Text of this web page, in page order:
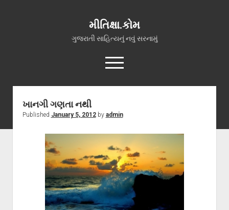
મીતિક્ષા.કોમ
ગુજરાતી સાહિત્યનું નવું સરનામું
open
menu
facebookyoutubehello@mitixa.com
સ્વાગત
મારા વિશે
ચાતક (સ્વરચિત)
ગુજરાતી ગઝલો
ગીત, પ્રાર્થના અને ભજન
અન્ય રચનાઓ
ખાનગી ગણતા નથી
Published January 5, 2012by admin